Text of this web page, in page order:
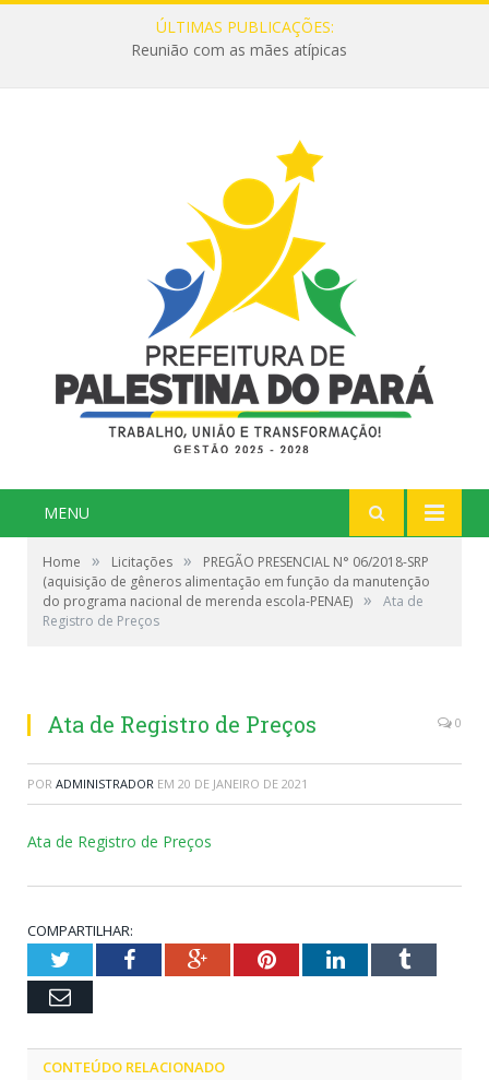
ÚLTIMAS PUBLICAÇÕES:
Reunião com as mães atípicas
MENU
Home » Licitações »
PREGÃO PRESENCIAL N° 06/2018-SRP
(aquisição de gêneros alimentação em função da manutenção
do programa nacional de merenda escola-PENAE) »
Ata de
Registro de Preços
Ata de Registro de Preços 0
POR ADMINISTRADOR EM 20 DE JANEIRO DE 2021
Ata de Registro de Preços
COMPARTILHAR:
TwitterFacebookGoogle+PinterestLinkedInTumblr
Email
CONTEÚDO RELACIONADO